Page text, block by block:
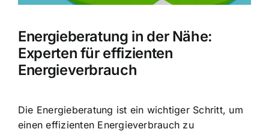
Energieberatung in der Nähe:
Experten für effizienten
Energieverbrauch
Die Energieberatung ist ein wichtiger Schritt, um
einen effizienten Energieverbrauch zu